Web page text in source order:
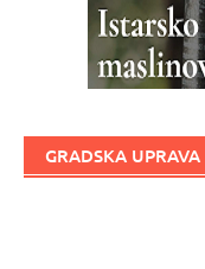
GRADSKA UPRAVA